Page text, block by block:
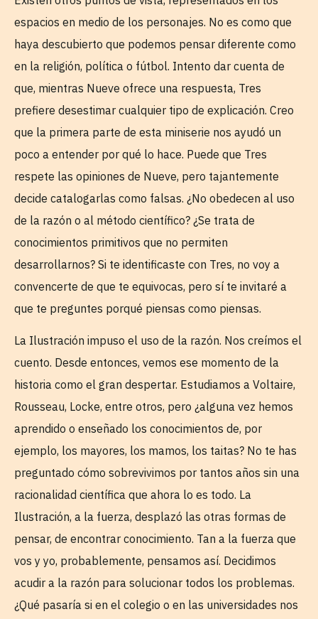
espacios en medio de los personajes. No es como que
haya descubierto que podemos pensar diferente como
en la religión, política o fútbol. Intento dar cuenta de
que, mientras Nueve ofrece una respuesta, Tres
prefiere desestimar cualquier tipo de explicación. Creo
que la primera parte de esta miniserie nos ayudó un
poco a entender por qué lo hace. Puede que Tres
respete las opiniones de Nueve, pero tajantemente
decide catalogarlas como falsas. ¿No obedecen al uso
de la razón o al método científico? ¿Se trata de
conocimientos primitivos que no permiten
desarrollarnos? Si te identificaste con Tres, no voy a
convencerte de que te equivocas, pero sí te invitaré a
que te preguntes porqué piensas como piensas.
La Ilustración impuso el uso de la razón. Nos creímos el
cuento. Desde entonces, vemos ese momento de la
historia como el gran despertar. Estudiamos a Voltaire,
Rousseau, Locke, entre otros, pero ¿alguna vez hemos
aprendido o enseñado los conocimientos de, por
ejemplo, los mayores, los mamos, los taitas? No te has
preguntado cómo sobrevivimos por tantos años sin una
racionalidad científica que ahora lo es todo. La
Ilustración, a la fuerza, desplazó las otras formas de
pensar, de encontrar conocimiento. Tan a la fuerza que
vos y yo, probablemente, pensamos así. Decidimos
acudir a la razón para solucionar todos los problemas.
¿Qué pasaría si en el colegio o en las universidades nos